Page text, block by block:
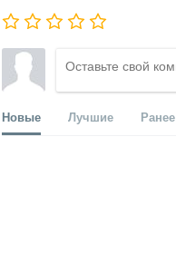
Новые Лучшие Ранее